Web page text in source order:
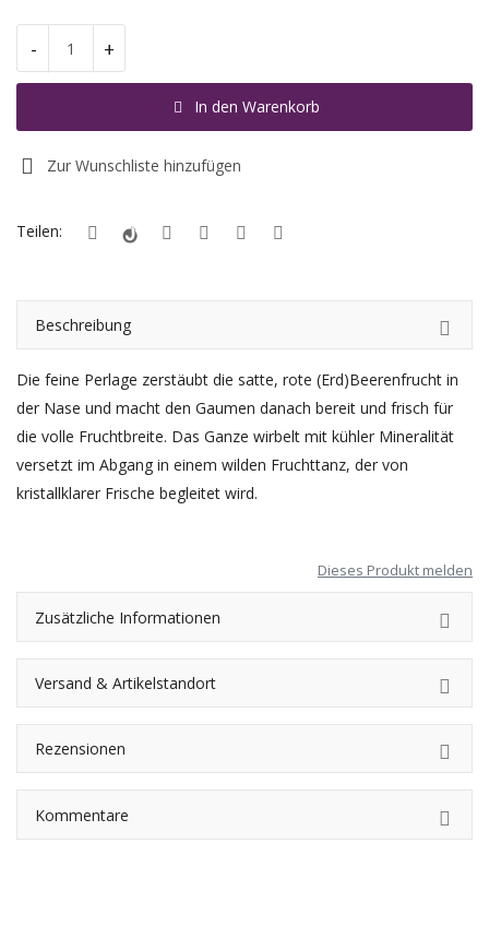
Registrieren
Standort
- +
In den Warenkorb
Zur Wunschliste hinzufügen
Teilen:
Beschreibung
Die feine Perlage zerstäubt die satte, rote (Erd)Beerenfrucht in
der Nase und macht den Gaumen danach bereit und frisch für
die volle Fruchtbreite. Das Ganze wirbelt mit kühler Mineralität
versetzt im Abgang in einem wilden Fruchttanz, der von
kristallklarer Frische begleitet wird.
Dieses Produkt melden
Zusätzliche Informationen
Versand & Artikelstandort
Rezensionen
Kommentare